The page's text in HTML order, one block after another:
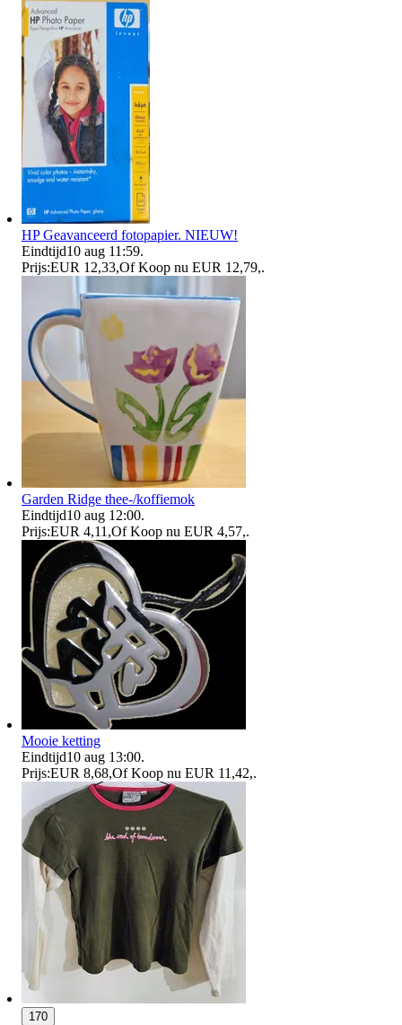
HP Geavanceerd fotopapier. NIEUW!
Eindtijd10 aug 11:59.
Prijs:EUR 12,33,Of Koop nu EUR 12,79,.
Garden Ridge thee-/koffiemok
Eindtijd10 aug 12:00.
Prijs:EUR 4,11 ,Of Koop nu EUR 4,57,.
Mooie ketting
Eindtijd10 aug 13:00.
Prijs:EUR 8,68,Of Koop nu EUR 11,42,.
170